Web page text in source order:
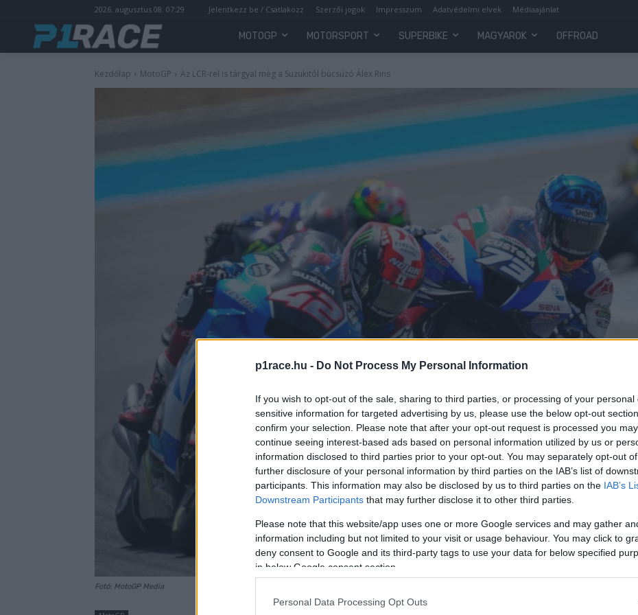
p1race.hu - Do Not Process My Personal Information
If you wish to opt-out of the sale, sharing to third parties, or processing of your personal
sensitive information for targeted advertising by us, please use the below opt-out
confirm your selection. Please note that after your opt-out request is processed you may
continue seeing interest-based ads based on personal information utilized by us or
information disclosed to third parties prior to your opt-out. You may separately opt-out
further disclosure of your personal information by third parties on the IAB’s list of
participants. This information may also be disclosed by us to third parties on the IAB’s
Downstream Participants that may further disclose it to other third parties.
Please note that this website/app uses one or more Google services and may gather
information including but not limited to your visit or usage behaviour. You may click to
deny consent to Google and its third-party tags to use your data for below specified
in below Google consent section.
Personal Data Processing Opt Outs
2026. augusztus 08. 07:29 Jelentkezz be / Csatlakozz Szerzői jogok Impresszum Adatvédelmi elvek Médiaajánlat
MOTOGP MOTORSPORT SUPERBIKE MAGYAROK OFFROAD
Kezdőlap MotoGP Az LCR-rel is tárgyal még a Suzukitól búcsúzó Álex Rins
Fotó: MotoGP Media